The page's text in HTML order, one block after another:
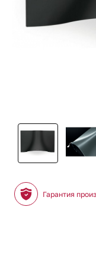
Гарантия